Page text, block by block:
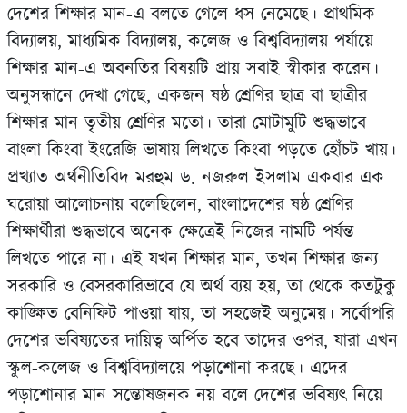
দেশের শিক্ষার মান-এ বলতে গেলে ধস নেমেছে। প্রাথমিক
বিদ্যালয়, মাধ্যমিক বিদ্যালয়, কলেজ ও বিশ্ববিদ্যালয় পর্যায়ে
শিক্ষার মান-এ অবনতির বিষয়টি প্রায় সবাই স্বীকার করেন।
অনুসন্ধানে দেখা গেছে, একজন ষষ্ঠ শ্রেণির ছাত্র বা ছাত্রীর
শিক্ষার মান তৃতীয় শ্রেণির মতো। তারা মোটামুটি শুদ্ধভাবে
বাংলা কিংবা ইংরেজি ভাষায় লিখতে কিংবা পড়তে হোঁচট খায়।
প্রখ্যাত অর্থনীতিবিদ মরহুম ড. নজরুল ইসলাম একবার এক
ঘরোয়া আলোচনায় বলেছিলেন, বাংলাদেশের ষষ্ঠ শ্রেণির
শিক্ষার্থীরা শুদ্ধভাবে অনেক ক্ষেত্রেই নিজের নামটি পর্যন্ত
লিখতে পারে না। এই যখন শিক্ষার মান, তখন শিক্ষার জন্য
সরকারি ও বেসরকারিভাবে যে অর্থ ব্যয় হয়, তা থেকে কতটুকু
কাঙ্ক্ষিত বেনিফিট পাওয়া যায়, তা সহজেই অনুমেয়। সর্বোপরি
দেশের ভবিষ্যতের দায়িত্ব অর্পিত হবে তাদের ওপর, যারা এখন
স্কুল-কলেজ ও বিশ্ববিদ্যালয়ে পড়াশোনা করছে। এদের
পড়াশোনার মান সন্তোষজনক নয় বলে দেশের ভবিষ্যৎ নিয়ে